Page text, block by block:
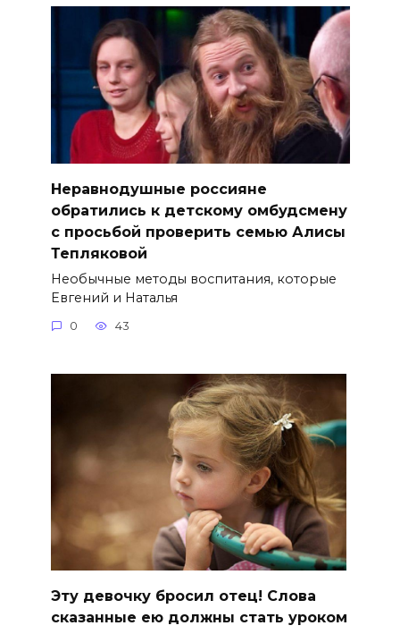
Неравнодушные россияне
обратились к детскому омбудсмену
с просьбой проверить семью Алисы
Тепляковой
Необычные методы воспитания, которые
Евгений и Наталья
0 43
Эту девочку бросил отец! Слова
сказанные ею должны стать уроком